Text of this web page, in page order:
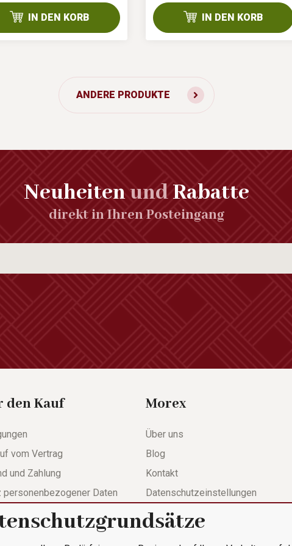
IN DEN KORB IN DEN KORB
ANDERE PRODUKTE
NeuheitenundRabatte
direkt in Ihren Posteingang
den Kauf
vom Vertrag
und Zahlung
personenbezogener Daten
Morex
Über uns
Blog
Kontakt
Datenschutzeinstellungen